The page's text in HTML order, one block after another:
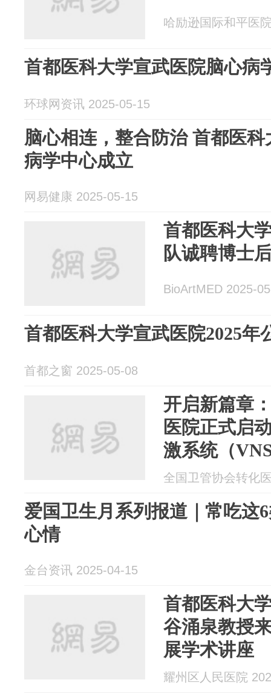
哈励逊国际和平医
首都医科大学宣武医院脑心病
环球网资讯 2025-05-15
脑心相连，整合防治 首都医
病学中心成立
网易健康 2025-05-15
首都医科大
队诚聘博士
BioArtMED 2025-
首都医科大学宣武医院2025年
首都之窗 2025-05-08
开启新篇章
医院正式启
激系统（
首例患者入
全国卫管协会转化
爱国卫生月系列报道｜常吃这
心情
金台资讯 2025-04-15
首都医科大
谷涌泉教授
展学术讲座
耀州区人民医院